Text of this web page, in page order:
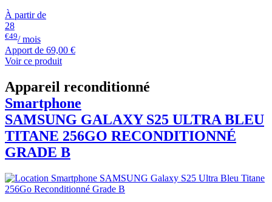
À partir de
28
€49/ mois
Apport de 69,00 €
Voir ce produit
Appareil reconditionné
Smartphone
SAMSUNG GALAXY S25 ULTRA BLEU
TITANE 256GO RECONDITIONNÉ
GRADE B